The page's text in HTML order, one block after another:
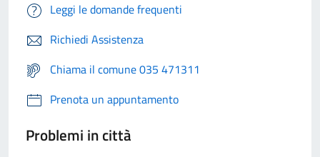
Leggi le domande frequenti
Richiedi Assistenza
Chiama il comune 035 471311
Prenota un appuntamento
Problemi in città